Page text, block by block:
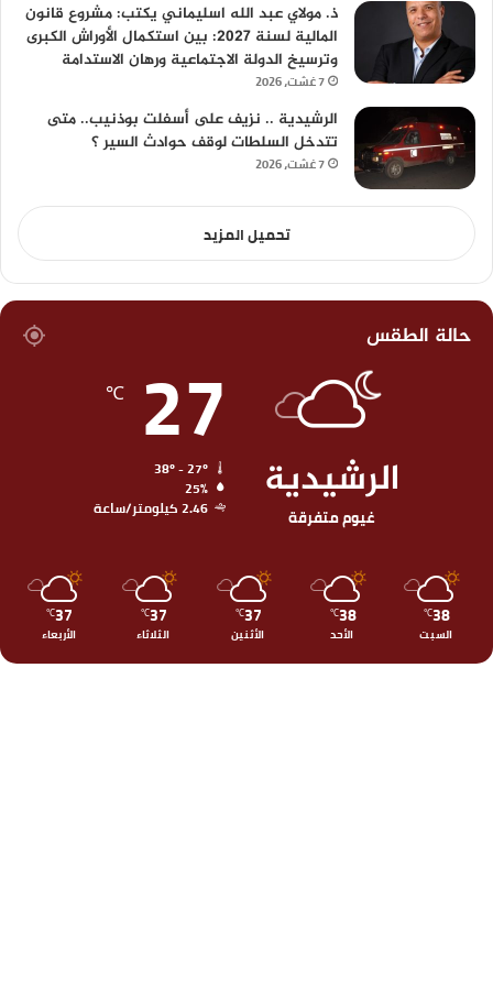
ذ. مولاي عبد الله اسليماني يكتب: مشروع قانون
المالية لسنة 2027: بين استكمال الأوراش الكبرى
وترسيخ الدولة الاجتماعية ورهان الاستدامة
7 غشت، 2026
الرشيدية .. نزيف على أسفلت بوذنيب.. متى
تتدخل السلطات لوقف حوادث السير ؟
7 غشت، 2026
تحميل المزيد
حالة الطقس
الرشيدية
غيوم متفرقة
27
℃
25%
2.46 كيلومتر/ساعة
38
℃
السبت
38
℃
الأحد
37
℃
الأثنين
37
℃
الثلاثاء
37
℃
الأربعاء